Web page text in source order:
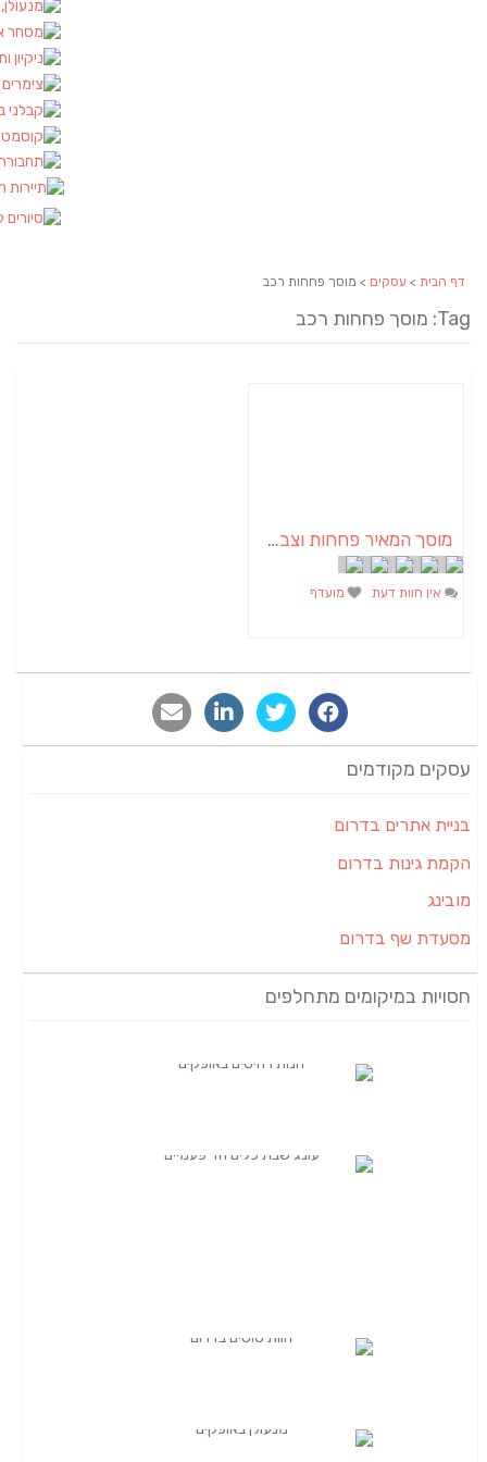
מנעולן, מנעולנים
מסחר אלקטרוני
ניקיון ותחזוקה
צימרים ולינה
קבלני בניין
(2)
קוסמטיקה ויופי
תחבורה ורכב
(15)
סיורים קולינרים
פחחות רכב
מוסך המאיר פחחות וצבע לרכב
מועדף
מתחלפים